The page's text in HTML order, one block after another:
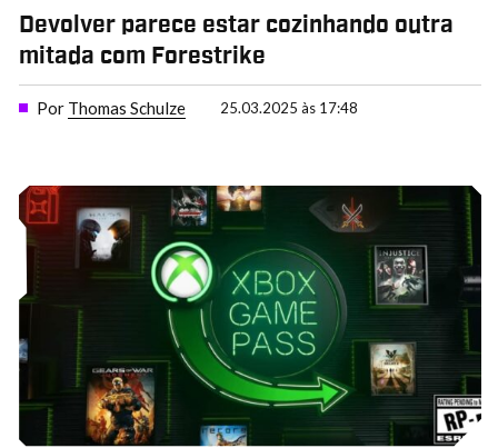
Devolver parece estar cozinhando outra
mitada com Forestrike
Por Thomas Schulze 25.03.2025 às 17:48